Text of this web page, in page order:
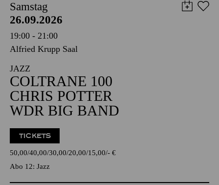
Samstag
26.09.2026
19:00 - 21:00
Alfried Krupp Saal
JAZZ
COLTRANE 100
CHRIS POTTER
WDR BIG BAND
TICKETS
50,00 40,00 30,00 20,00 15,00 - €
Abo 12: Jazz